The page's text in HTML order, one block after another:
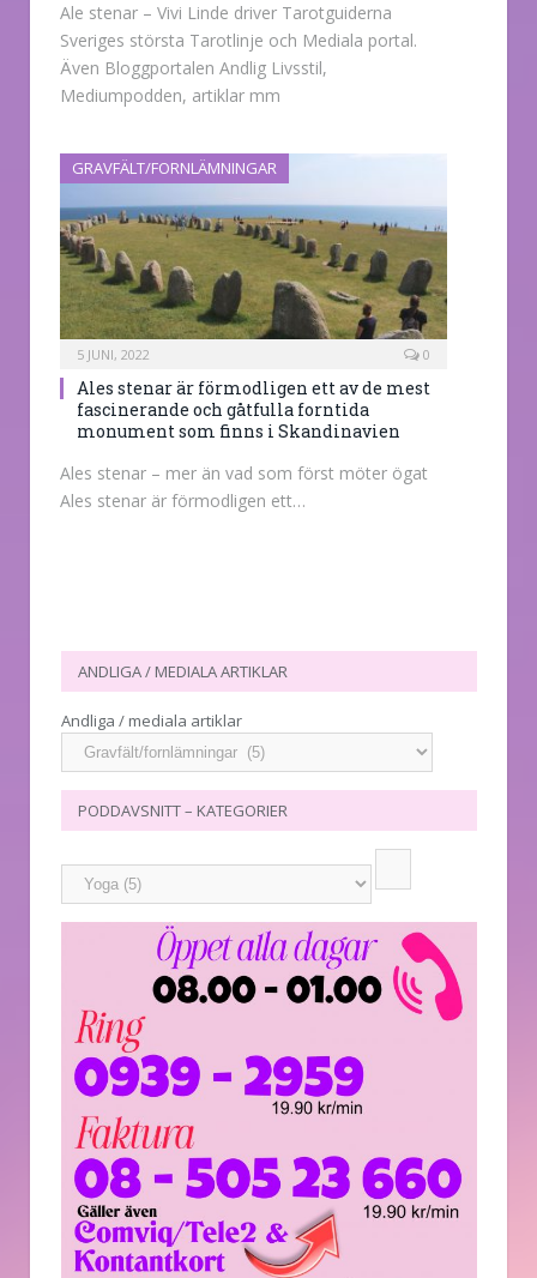
Ale stenar – Vivi Linde driver Tarotguiderna
Sveriges största Tarotlinje och Mediala portal.
Även Bloggportalen Andlig Livsstil,
Mediumpodden, artiklar mm
GRAVFÄLT/FORNLÄMNINGAR
5 JUNI, 2022 0
Ales stenar är förmodligen ett av de mest
fascinerande och gåtfulla forntida
monument som finns i Skandinavien
Ales stenar – mer än vad som först möter ögat
Ales stenar är förmodligen ett…
ANDLIGA / MEDIALA ARTIKLAR
Andliga / mediala artiklar
PODDAVSNITT – KATEGORIER